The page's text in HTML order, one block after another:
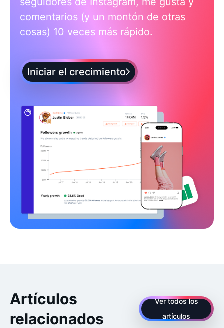
comentarios (y un montón de otras
cosas) 10 veces más rápido.
Iniciar el crecimiento
Artículos
relacionados
Ver todos los
artículos